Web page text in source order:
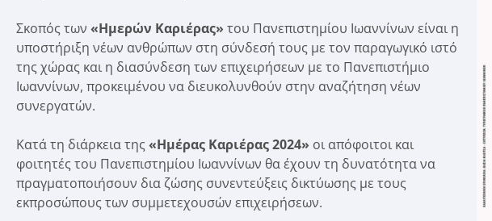
Σκοπός των «Ημερών Καριέρας» του Πανεπιστημίου Ιωαννίνων είναι η
υποστήριξη νέων ανθρώπων στη σύνδεσή τους με τον παραγωγικό ιστό
της χώρας και η διασύνδεση των επιχειρήσεων με το Πανεπιστήμιο
Ιωαννίνων, προκειμένου να διευκολυνθούν στην αναζήτηση νέων
συνεργατών.
Κατά τη διάρκεια της«Ημέρας Καριέρας 2024» οι απόφοιτοι και
φοιτητές του Πανεπιστημίου Ιωαννίνων θα έχουν τη δυνατότητα να
πραγματοποιήσουν δια ζώσης συνεντεύξεις δικτύωσης με τους
εκπροσώπους των συμμετεχουσών επιχειρήσεων.